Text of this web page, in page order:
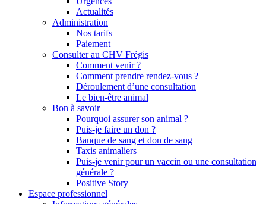
Actualités
Administration
Nos tarifs
Paiement
Consulter au CHV Frégis
Comment venir ?
Comment prendre rendez-vous ?
Déroulement d’une consultation
Le bien-être animal
Bon à savoir
Pourquoi assurer son animal ?
Puis-je faire un don ?
Banque de sang et don de sang
Taxis animaliers
Puis-je venir pour un vaccin ou une consultation
générale ?
Positive Story
Espace professionnel